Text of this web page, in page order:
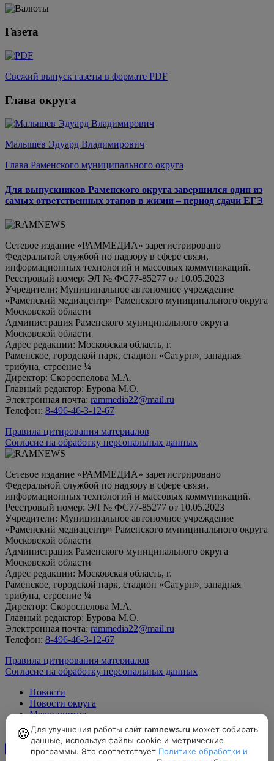
Газета
Свежий выпуск газеты в формате PDF
Глава округа
Малышев Эдуард Владимирович
Глава Раменского муниципального округа
Для выпускников Раменского округа завершился один из
самых ответственных этапов в жизни – период сдачи ЕГЭ
Сетевое издание «РАММЕДИА» зарегистрировано
Федеральной службой по надзору в сфере связи,
информационных технологий и массовых коммуникаций.
Реестровый номер: ЭЛ № ФС77-85277 от 10.05.2023
Учредители: Муниципальное автономное учреждение
«Раменский медиацентр» Раменского муниципального округа
Московской области
Администрация Раменского муниципального округа
Московской области
Адрес редакции: Московская область, г.
Раменское, городской парк, стадион «Сатурн», западная
трибуна, строение ¼
Директор: Скороспелова М.А.
Главный редактор: Бурова М.О.
Электронная почта: rammedia22@mail.ru
Телефон: 8-496-46-3-12-67
Правила цитирования материалов
Согласие на обработку персональных данных
Сетевое издание «РАММЕДИА» зарегистрировано
Федеральной службой по надзору в сфере связи,
информационных технологий и массовых коммуникаций.
Реестровый номер: ЭЛ № ФС77-85277 от 10.05.2023
Учредители: Муниципальное автономное учреждение
«Раменский медиацентр» Раменского муниципального округа
Московской области
Администрация Раменского муниципального округа
Московской области
Адрес редакции: Московская область, г.
Раменское, городской парк, стадион «Сатурн», западная
трибуна, строение ¼
Директор: Скороспелова М.А.
Главный редактор: Бурова М.О.
Электронная почта: rammedia22@mail.ru
Телефон: 8-496-46-3-12-67
Правила цитирования материалов
Согласие на обработку персональных данных
Новости
Новости округа
Мероприятия
Официально
12+
🍪 Для улучшения работы сайт ramnews.ru может собирать
данные, используя файлы cookie и метрические
программы. Это соответствует Политике обработки и